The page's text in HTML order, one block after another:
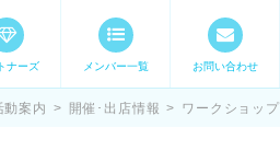
ステ スキル・
ナーズ メンバー一覧 お問い合わせ
動案内 > 開催･出店情報 > ワークショップ